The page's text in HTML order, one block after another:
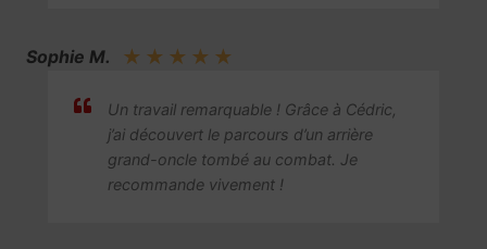
Sophie M. ★ ★ ★ ★ ★
Un travail remarquable ! Grâce à Cédric,
j’ai découvert le parcours d’un arrière
grand-oncle tombé au combat. Je
recommande vivement !